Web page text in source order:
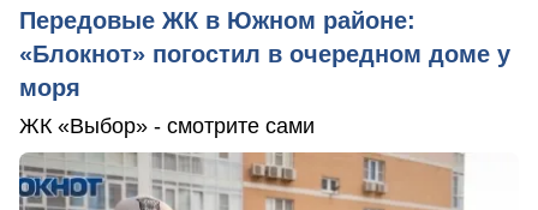
Передовые ЖК в Южном районе:
«Блокнот» погостил в очередном доме у
моря
ЖК «Выбор» - смотрите сами